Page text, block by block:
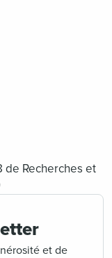
de Recherches et
et de